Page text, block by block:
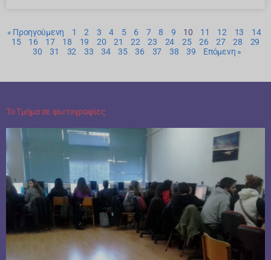
« Προηγούμενη 1 2 3 4 5 6 7 8 9 10 11 12 13
14
15
16 17 18 19 20 21 22 23 24 25 26 27 28
29
30
31 32 33 34 35 36 37 38 39 Επόμενη »
Το Τμήμα σε φωτογραφίες